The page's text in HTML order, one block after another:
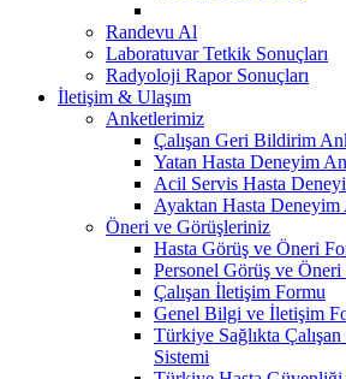
Randevu Al
Laboratuvar Tetkik Sonuçları
Radyoloji Rapor Sonuçları
İletişim & Ulaşım
Anketlerimiz
Çalışan Geri Bildirim
Yatan Hasta Deneyim
Acil Servis Hasta
Ayaktan Hasta Deneyim
Öneri ve Görüşleriniz
Hasta Görüş ve Öneri
Personel Görüş ve Öneri
Çalışan İletişim Formu
Genel Bilgi ve İletişim
Türkiye Sağlıkta
Sistemi